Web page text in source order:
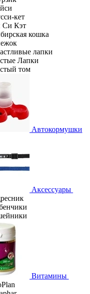
кет
Си Кэт
кошка
лапки
Лапки
том
Автокормушки
Аксессуары
Витамины